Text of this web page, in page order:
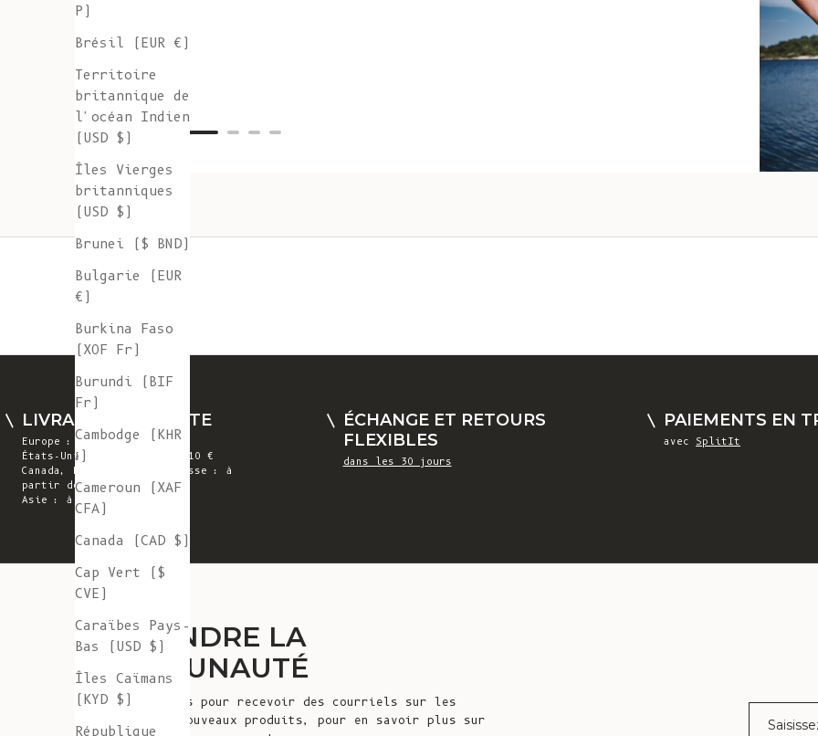
P)
Brésil (EUR €)
Territoire
britannique de
l'océan Indien
(USD $)
Îles Vierges
britanniques
(USD $)
Brunei ($ BND)
Bulgarie (EUR
€)
Burkina Faso
(XOF Fr)
Burundi (BIF
Fr)
Cambodge (KHR
៛)
Cameroun (XAF
CFA)
Canada (CAD $)
Cap Vert ($
CVE)
Caraïbes Pays-
Bas (USD $)
Îles Caïmans
(KYD $)
République
Vanessa -
LIVRAISON GRATUITE
Europe : à partir de 300 €
États-Unis : à partir de 410 €
Canada, Royaume-Uni et Suisse : à
partir de 320 €
Asie : à partir de 360 €
ÉCHANGE ET RETOURS
FLEXIBLES
dans les 30 jours
PAIEMENTS EN
avec SplitIt
REJOINDRE LA
COMMUNAUTÉ
Inscrivez-vous pour recevoir des courriels sur les
annonces de nouveaux produits, pour en savoir plus sur